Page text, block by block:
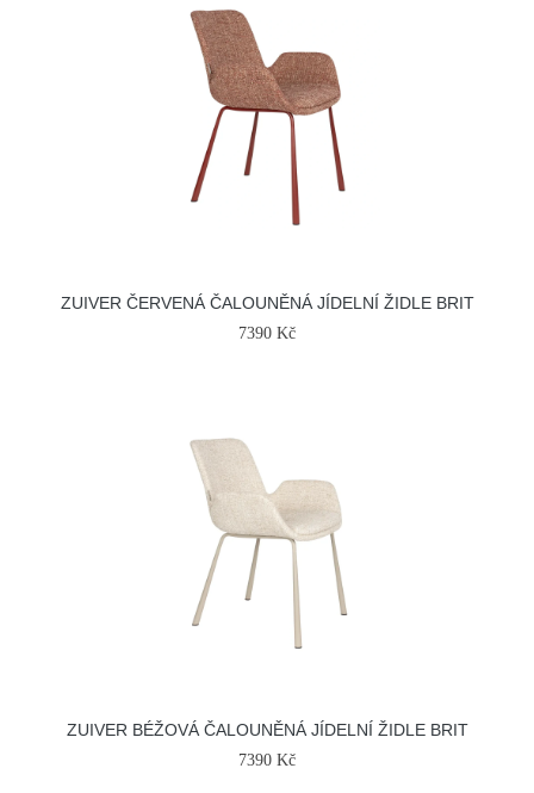
ZUIVER ČERVENÁ ČALOUNĚNÁ JÍDELNÍ ŽIDLE BRIT
7390 Kč
ZUIVER BÉŽOVÁ ČALOUNĚNÁ JÍDELNÍ ŽIDLE BRIT
7390 Kč